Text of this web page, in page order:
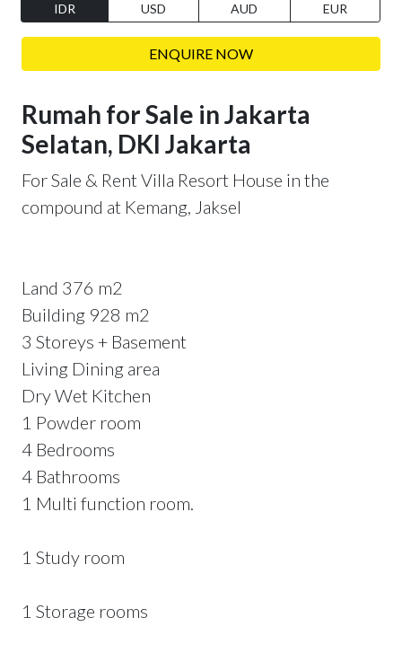
IDR USD AUD EUR
ENQUIRE NOW
Rumah for Sale in Jakarta
Selatan, DKI Jakarta
For Sale & Rent Villa Resort House in the
compound at Kemang, Jaksel
Land 376 m2
Building 928 m2
3 Storeys + Basement
Living Dining area
Dry Wet Kitchen
1 Powder room
4 Bedrooms
4 Bathrooms
1 Multi function room.
1 Study room
1 Storage rooms